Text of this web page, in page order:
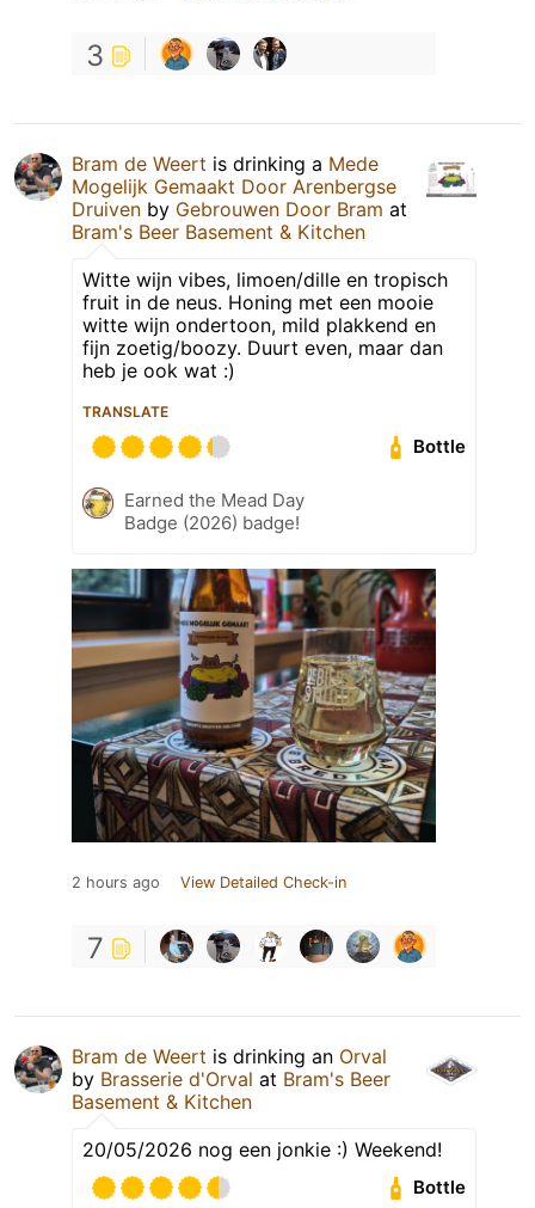
3
Bram de Weert is drinking a Mede
Mogelijk Gemaakt Door Arenbergse
Druiven by Gebrouwen Door Bram at
Bram's Beer Basement & Kitchen
Witte wijn vibes, limoen/dille en tropisch
fruit in de neus. Honing met een mooie
witte wijn ondertoon, mild plakkend en
fijn zoetig/boozy. Duurt even, maar dan
heb je ook wat :)
TRANSLATE
Bottle
Earned the Mead Day
Badge (2026) badge!
2 hours ago View Detailed Check-in
7
Bram de Weert is drinking an Orval
by Brasserie d'Orval at Bram's Beer
Basement & Kitchen
20/05/2026 nog een jonkie :) Weekend!
Bottle